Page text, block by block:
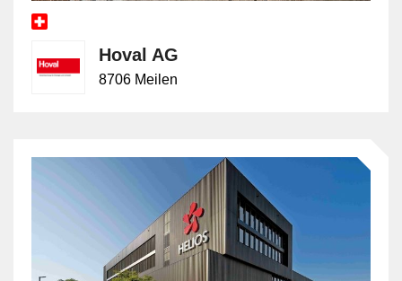
Hoval AG
8706 Meilen